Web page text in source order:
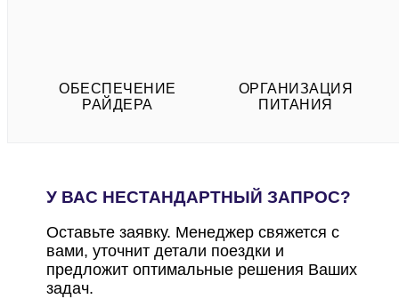
ОБЕСПЕЧЕНИЕ
РАЙДЕРА
ОРГАНИЗАЦИЯ
ПИТАНИЯ
У ВАС НЕСТАНДАРТНЫЙ ЗАПРОС?
Оставьте заявку. Менеджер свяжется с
вами, уточнит детали поездки и
предложит оптимальные решения Ваших
задач.